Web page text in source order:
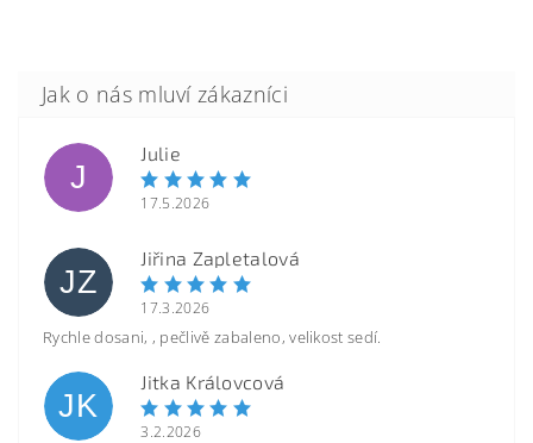
J
Julie
17.5.2026
JZ
Jiřina Zapletalová
17.3.2026
Rychle dosani, , pečlivě zabaleno, velikost sedí.
JK
Jitka Královcová
3.2.2026